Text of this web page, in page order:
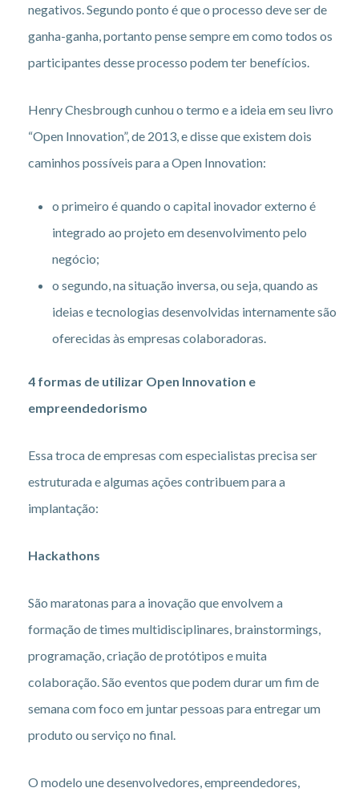
negativos. Segundo ponto é que o processo deve ser de
ganha-ganha, portanto pense sempre em como todos os
participantes desse processo podem ter benefícios.
Henry Chesbrough cunhou o termo e a ideia em seu livro
“Open Innovation”, de 2013, e disse que existem dois
caminhos possíveis para a Open Innovation:
o primeiro é quando o capital inovador externo é
integrado ao projeto em desenvolvimento pelo
negócio;
o segundo, na situação inversa, ou seja, quando as
ideias e tecnologias desenvolvidas internamente são
oferecidas às empresas colaboradoras.
4 formas de utilizar Open Innovation e
empreendedorismo
Essa troca de empresas com especialistas precisa ser
estruturada e algumas ações contribuem para a
implantação:
Hackathons
São maratonas para a inovação que envolvem a
formação de times multidisciplinares, brainstormings,
programação, criação de protótipos e muita
colaboração. São eventos que podem durar um fim de
semana com foco em juntar pessoas para entregar um
produto ou serviço no final.
O modelo une desenvolvedores, empreendedores,